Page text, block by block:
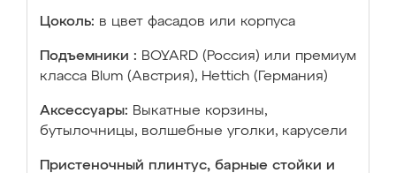
Цоколь: в цвет фасадов или корпуса
Подъемники : BOYARD (Россия) или премиум
класса Blum (Австрия), Hettich (Германия)
Аксессуары: Выкатные корзины,
бутылочницы, волшебные уголки, карусели
Пристеночный плинтус, барные стойки и